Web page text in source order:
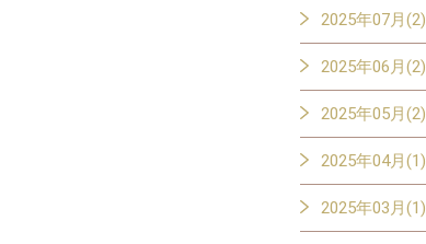
2025年07月(2)
2025年06月(2)
2025年05月(2)
2025年04月(1)
2025年03月(1)